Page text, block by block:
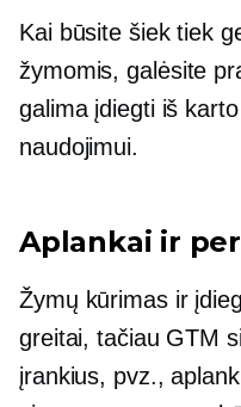
Kai būsite šiek tiek
žymomis, galėsite
galima įdiegti iš
naudojimui.
Aplankai ir
Žymų kūrimas ir
greitai, tačiau GTM
įrankius, pvz.,